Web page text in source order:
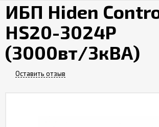
Оплата
Монтаж
ИБП Hiden
HS20-3024P
(3000вт/3кВА)
Оставить отзыв